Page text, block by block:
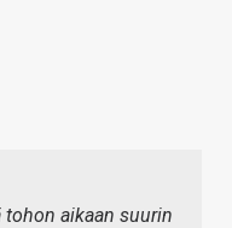
aikaan suurin